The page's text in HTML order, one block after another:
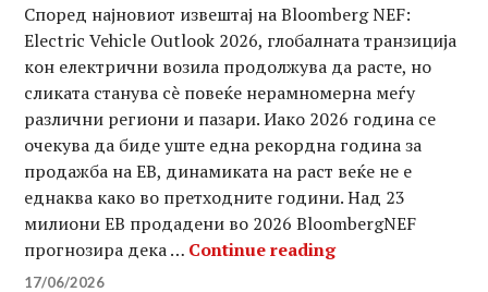
Според најновиот извештај на Bloomberg NEF:
Electric Vehicle Outlook 2026, глобалната транзиција
кон електрични возила продолжува да расте, но
сликата станува сè повеќе нерамномерна меѓу
различни региони и пазари. Иако 2026 година се
очекува да биде уште една рекордна година за
продажба на ЕВ, динамиката на раст веќе не е
еднаква како во претходните години. Над 23
милиони ЕВ продадени во 2026 BloombergNEF
прогнозира дека … Continue readingГлобалниот
17/06/2026